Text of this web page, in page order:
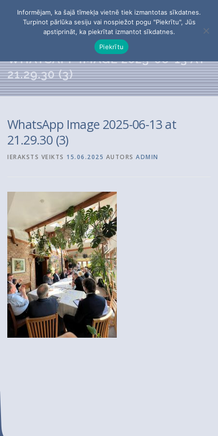
PAR APVIENĪBU
KONTAKTI
Meklēt:
WHATSAPP IMAGE 2025-06-13 AT
21.29.30 (3)
WhatsApp Image 2025-06-13 at
21.29.30 (3)
IERAKSTS VEIKTS 15.06.2025 AUTORS ADMIN
Informējam, ka šajā tīmekļa vietnē tiek izmantotas sīkdatnes.
Turpinot pārlūka sesiju vai nospiežot pogu "Piekrītu", Jūs
apstiprināt, ka piekrītat izmantot sīkdatnes.
Piekrītu